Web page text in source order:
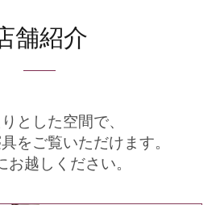
舗紹介
とした空間で、
をご覧いただけます。
お越しください。